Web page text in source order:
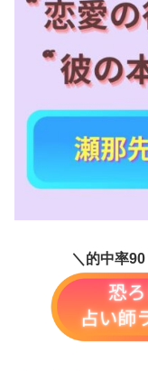
＼的中率